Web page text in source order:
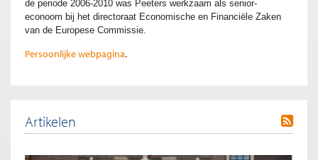
de periode 2006-2010 was Peeters werkzaam als senior-
econoom bij het directoraat Economische en Financiële Zaken
van de Europese Commissie.
Persoonlijke webpagina.
Artikelen